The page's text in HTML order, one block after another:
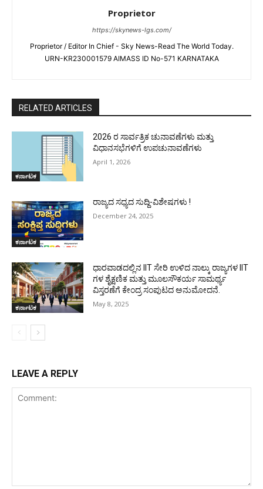
Proprietor
https://skynews-lgs.com/
Proprietor / Editor In Chief - Sky News-Read The World Today.
URN-KR230001579 AIMASS ID No-571 KARNATAKA
RELATED ARTICLES
ಕರ್ನಾಟಕ
2026 ರ ಸಾರ್ವತ್ರಿಕ ಚುನಾವಣೆಗಳು ಮತ್ತು
ವಿಧಾನಸಭೆಗಳಿಗೆ ಉಪಚುನಾವಣೆಗಳು
April 1, 2026
ಕರ್ನಾಟಕ
ರಾಜ್ಯದ ಸಧ್ಯದ ಸುದ್ದಿ-ವಿಶೇಷಗಳು !
December 24, 2025
ಕರ್ನಾಟಕ
ಧಾರವಾಡದಲ್ಲಿನ IIT ಸೇರಿ ಉಳಿದ ನಾಲ್ಕು ರಾಜ್ಯಗಳ IIT
ಗಳ ಶೈಕ್ಷಣಿಕ ಮತ್ತು ಮೂಲಸೌಕರ್ಯ ಸಾಮರ್ಥ್ಯ
ವಿಸ್ತರಣೆಗೆ ಕೇಂದ್ರ ಸಂಪುಟದ ಅನುಮೋದನೆ.
May 8, 2025
LEAVE A REPLY